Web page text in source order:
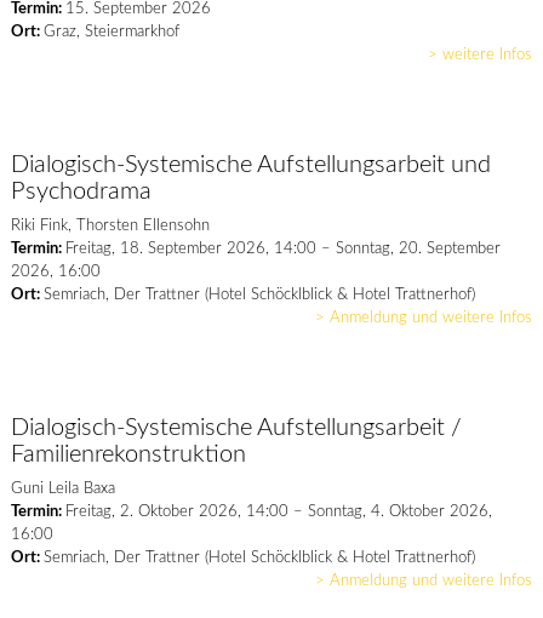
Termin: 15. September 2026
Ort: Graz, Steiermarkhof
> weitere Infos
Dialogisch-Systemische Aufstellungsarbeit und
Psychodrama
Riki Fink, Thorsten Ellensohn
Termin: Freitag, 18. September 2026, 14:00 – Sonntag, 20. September
2026, 16:00
Ort: Semriach, Der Trattner (Hotel Schöcklblick & Hotel Trattnerhof)
> Anmeldung und weitere Infos
Dialogisch-Systemische Aufstellungsarbeit /
Familienrekonstruktion
Guni Leila Baxa
Termin: Freitag, 2. Oktober 2026, 14:00 – Sonntag, 4. Oktober 2026,
16:00
Ort: Semriach, Der Trattner (Hotel Schöcklblick & Hotel Trattnerhof)
> Anmeldung und weitere Infos